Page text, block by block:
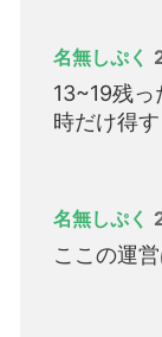
名無しぷく
13~19残
時だけ得
名無しぷく
ここの運